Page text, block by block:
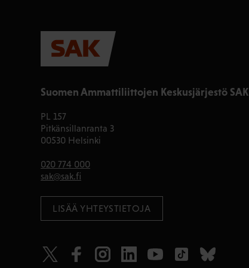
Suomen Ammattiliittojen Keskusjärjestö SAK
PL 157
Pitkänsillanranta 3
00530 Helsinki
020 774 000
sak@sak.fi
LISÄÄ YHTEYSTIETOJA